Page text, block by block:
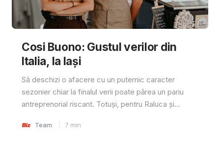
Cosi Buono: Gustul verilor din
Italia, la Iași
Să deschizi o afacere cu un puternic caracter
sezonier chiar la finalul verii poate părea un pariu
antreprenorial riscant. Totuși, pentru Raluca și...
Team 7 min